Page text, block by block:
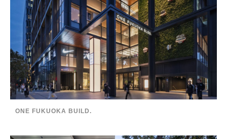
ONE FUKUOKA BUILD.